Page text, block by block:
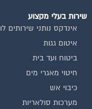
שירות בעלי מקצוע
אינדקס נותני שירותים
איטום גגות
ביטוח ועד בית
חיטוי מאגרי מים
כיבוי אש
מערכות סולאריות